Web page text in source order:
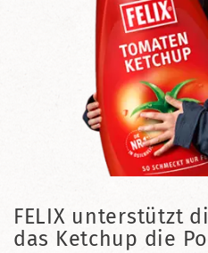
FELIX unterstützt
das Ketchup die